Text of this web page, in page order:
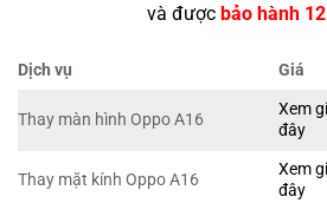
và được bảo hành
Dịch vụ Giá
Thay màn hình Oppo A16
Xem
đây
Thay mặt kính Oppo A16
Xem
đây